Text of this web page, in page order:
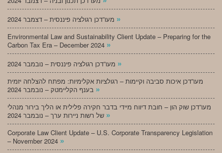
»
Environmental Law and Sustainability Client Update – Preparing for the
Carbon Tax Era – December 2024 »
»
מעו”דכן איכות סביבה וקיימות – רגולציות אקלימיות: מפתח להצלחה יזמית
»
מעו”דכן שוק הון – חובת דיווח מיידי בדבר חקירה פלילית או הליך בירור מנהלי
»
Corporate Law Client Update – U.S. Corporate Transparency Legislation
– November 2024 »